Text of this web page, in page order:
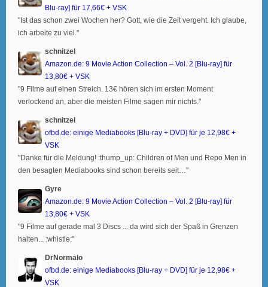
Blu-ray] für 17,66€ + VSK
"Ist das schon zwei Wochen her? Gott, wie die Zeit vergeht. Ich glaube,
ich arbeite zu viel."
schnitzel
Amazon.de: 9 Movie Action Collection – Vol. 2 [Blu-ray] für
13,80€ + VSK
"9 Filme auf einen Streich. 13€ hören sich im ersten Moment
verlockend an, aber die meisten Filme sagen mir nichts."
schnitzel
ofbd.de: einige Mediabooks [Blu-ray + DVD] für je 12,98€ +
VSK
"Danke für die Meldung! :thump_up: Children of Men und Repo Men in
den besagten Mediabooks sind schon bereits seit…"
Gyre
Amazon.de: 9 Movie Action Collection – Vol. 2 [Blu-ray] für
13,80€ + VSK
"9 Filme auf gerade mal 3 Discs ... da wird sich der Spaß in Grenzen
halten... :whistle:"
DrNormalo
ofbd.de: einige Mediabooks [Blu-ray + DVD] für je 12,98€ +
VSK